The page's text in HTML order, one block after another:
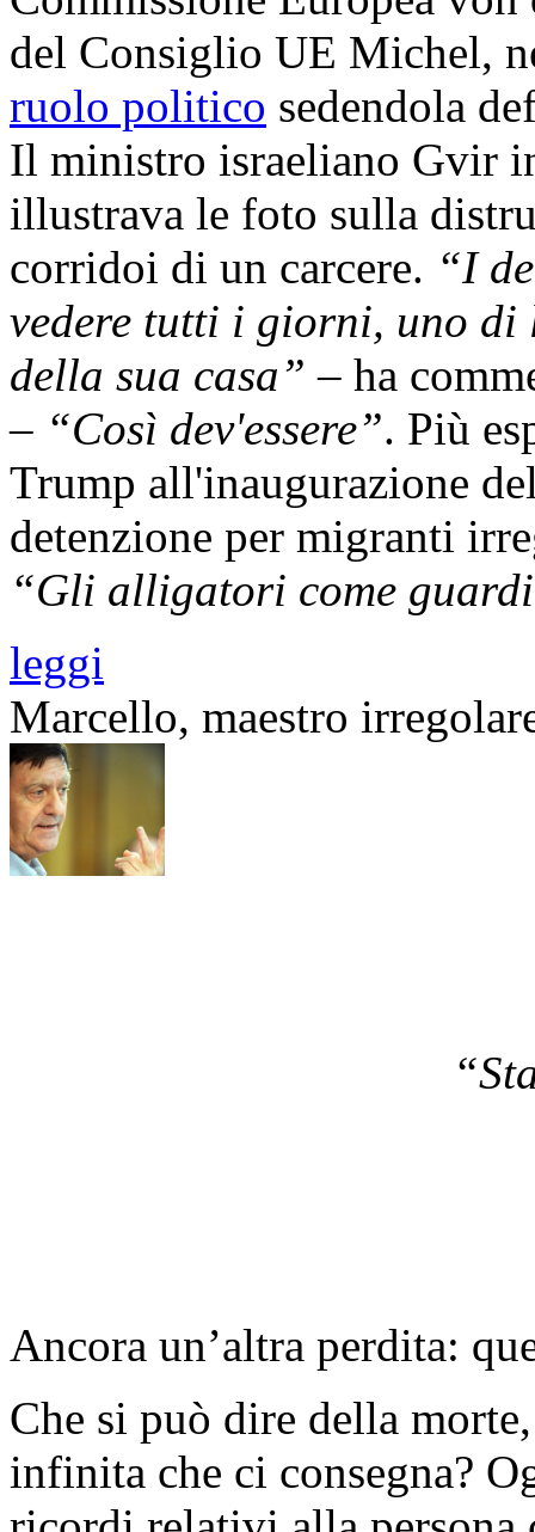
del Consiglio UE Michel,
ruolo politico sedendola
Il ministro israeliano Gvir
illustrava le foto sulla
corridoi di un carcere. “I
vedere tutti i giorni, uno di
della sua casa” – ha
– “Così dev'essere”. Più
Trump all'inaugurazione
detenzione per migranti
“Gli alligatori come
leggi
Marcello, maestro
Ancora un’altra perdita:
Che si può dire della
infinita che ci consegna?